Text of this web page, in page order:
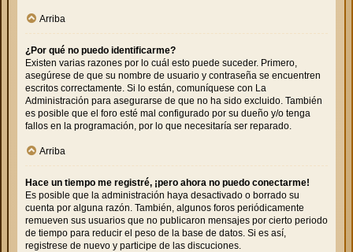
Arriba
¿Por qué no puedo identificarme?
Existen varias razones por lo cuál esto puede suceder. Primero,
asegúrese de que su nombre de usuario y contraseña se encuentren
escritos correctamente. Si lo están, comuníquese con La
Administración para asegurarse de que no ha sido excluido. También
es posible que el foro esté mal configurado por su dueño y/o tenga
fallos en la programación, por lo que necesitaría ser reparado.
Arriba
Hace un tiempo me registré, ¡pero ahora no puedo conectarme!
Es posible que la administración haya desactivado o borrado su
cuenta por alguna razón. También, algunos foros periódicamente
remueven sus usuarios que no publicaron mensajes por cierto periodo
de tiempo para reducir el peso de la base de datos. Si es así,
registrese de nuevo y participe de las discuciones.